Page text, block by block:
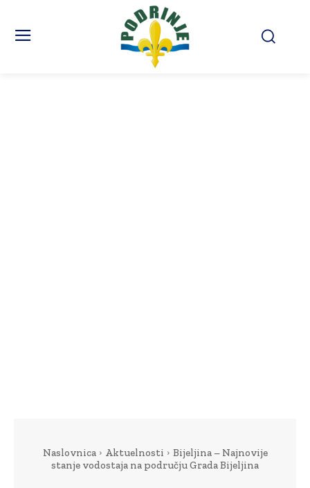
Naslovnica Aktuelnosti
Bijeljina – Najnovije
stanje vodostaja na području Grada Bijeljina